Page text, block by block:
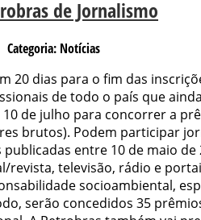
de Jornalismo
Categoria: Notícias
20 dias para o fim das
de todo o país que
10 de julho para concorrer a
brutos). Podem participar
entre 10 de maio de
revista, televisão, rádio e
socioambiental,
serão concedidos 35